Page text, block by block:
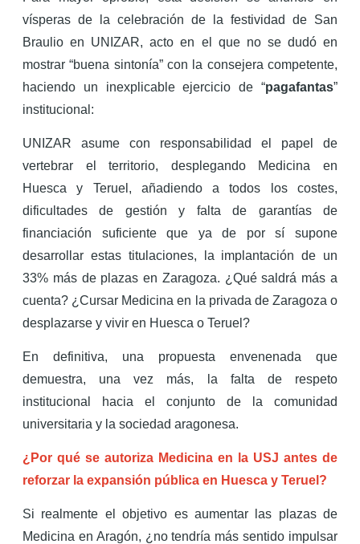
vísperas de la celebración de la festividad de San
Braulio en UNIZAR, acto en el que no se dudó en
mostrar “buena sintonía” con la consejera competente,
haciendo un inexplicable ejercicio de “pagafantas”
institucional:
UNIZAR asume con responsabilidad el papel de
vertebrar el territorio, desplegando Medicina en
Huesca y Teruel, añadiendo a todos los costes,
dificultades de gestión y falta de garantías de
financiación suficiente que ya de por sí supone
desarrollar estas titulaciones, la implantación de un
33% más de plazas en Zaragoza. ¿Qué saldrá más a
cuenta? ¿Cursar Medicina en la privada de Zaragoza o
desplazarse y vivir en Huesca o Teruel?
En definitiva, una propuesta envenenada que
demuestra, una vez más, la falta de respeto
institucional hacia el conjunto de la comunidad
universitaria y la sociedad aragonesa.
¿Por qué se autoriza Medicina en la USJ antes de
reforzar la expansión pública en Huesca y Teruel?
Si realmente el objetivo es aumentar las plazas de
Medicina en Aragón, ¿no tendría más sentido impulsar